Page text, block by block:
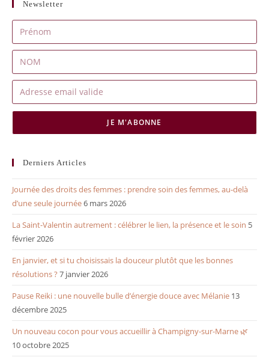
Newsletter
JE M'ABONNE
Derniers Articles
Journée des droits des femmes : prendre soin des femmes, au-delà
d’une seule journée6 mars 2026
La Saint-Valentin autrement : célébrer le lien, la présence et le soin 5
février 2026
En janvier, et si tu choisissais la douceur plutôt que les bonnes
résolutions ? 7 janvier 2026
Pause Reiki : une nouvelle bulle d’énergie douce avec Mélanie 13
décembre 2025
Un nouveau cocon pour vous accueillir à Champigny-sur-Marne 🌿
10 octobre 2025